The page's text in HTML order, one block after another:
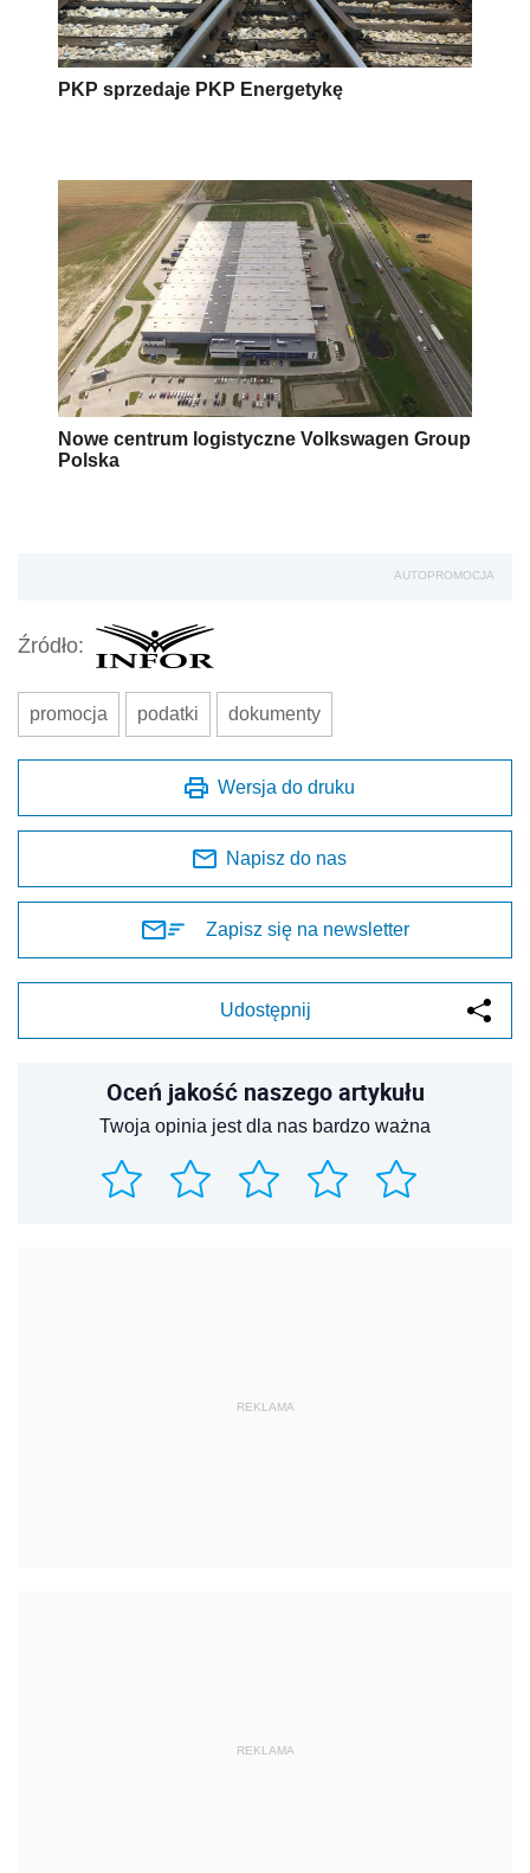
PKP sprzedaje PKP Energetykę
Nowe centrum logistyczne Volkswagen Group
Polska
AUTOPROMOCJA
Źródło:
promocja podatki dokumenty
Wersja do druku
Napisz do nas
Zapisz się na newsletter
Udostępnij
Oceń jakość naszego artykułu
Twoja opinia jest dla nas bardzo ważna
REKLAMA
REKLAMA